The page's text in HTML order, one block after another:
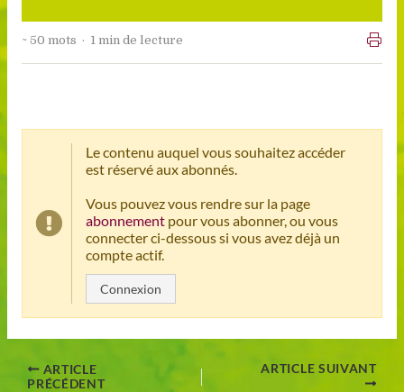
~ 50 mots · 1 min de lecture
Le contenu auquel vous souhaitez accéder
est réservé aux abonnés.
Vous pouvez vous rendre sur la page
abonnementpour vous abonner, ou vous
connecter ci-dessous si vous avez déjà un
compte actif.
Connexion
ARTICLE
PRÉCÉDENT
ARTICLE SUIVANT